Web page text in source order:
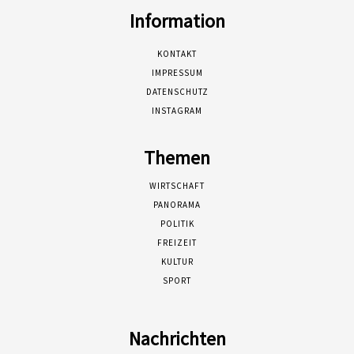
Information
KONTAKT
IMPRESSUM
DATENSCHUTZ
INSTAGRAM
Themen
WIRTSCHAFT
PANORAMA
POLITIK
FREIZEIT
KULTUR
SPORT
Nachrichten